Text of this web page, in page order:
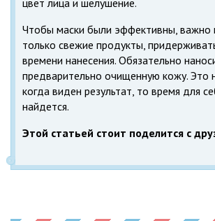
Чтобы маски были эффективны, важно
только свежие продукты,
времени нанесения. Обязательно
предварительно очищенную кожу. Это
когда виден результат, то время для
найдется.
Этой статьей стоит поделится с